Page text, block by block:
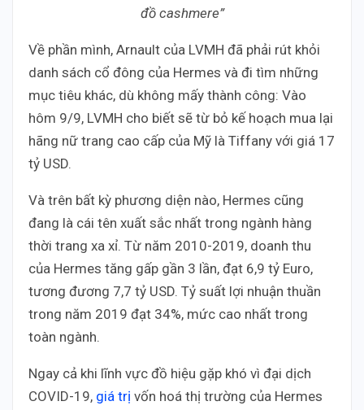
đồ cashmere”
Về phần mình, Arnault của LVMH đã phải rút khỏi
danh sách cổ đông của Hermes và đi tìm những
mục tiêu khác, dù không mấy thành công: Vào
hôm 9/9, LVMH cho biết sẽ từ bỏ kế hoạch mua lại
hãng nữ trang cao cấp của Mỹ là Tiffany với giá 17
tỷ USD.
Và trên bất kỳ phương diện nào, Hermes cũng
đang là cái tên xuất sắc nhất trong ngành hàng
thời trang xa xỉ. Từ năm 2010-2019, doanh thu
của Hermes tăng gấp gần 3 lần, đạt 6,9 tỷ Euro,
tương đương 7,7 tỷ USD. Tỷ suất lợi nhuận thuần
trong năm 2019 đạt 34%, mức cao nhất trong
toàn ngành.
Ngay cả khi lĩnh vực đồ hiệu gặp khó vì đại dịch
COVID-19, giá trị vốn hoá thị trường của Hermes